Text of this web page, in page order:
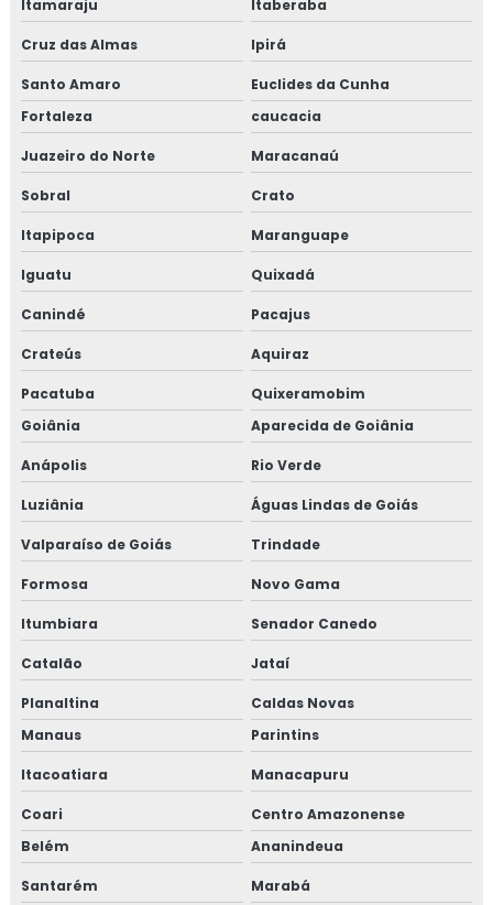
Itamaraju Itaberaba
Cruz das Almas Ipirá
Santo Amaro
Euclides da Cunha
Fortaleza
caucacia
Juazeiro do Norte Maracanaú
Sobral Crato
Itapipoca Maranguape
Iguatu Quixadá
Canindé Pacajus
Crateús Aquiraz
Pacatuba
Quixeramobim
Goiânia
Aparecida de Goiânia
Anápolis Rio Verde
Luziânia Águas Lindas de Goiás
Valparaíso de Goiás Trindade
Formosa Novo Gama
Itumbiara Senador Canedo
Catalão Jataí
Planaltina
Caldas Novas
Manaus
Parintins
Itacoatiara Manacapuru
Coari
Centro Amazonense
Belém
Ananindeua
Santarém Marabá